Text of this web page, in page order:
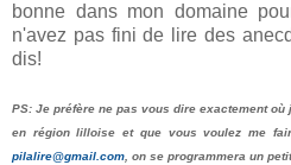
bonne dans mon domaine
n'avez pas fini de lire des
dis!
PS: Je préfère ne pas vous dire exactement
en région lilloise et que vous voulez me
pilalire@gmail.com , on se programmera un